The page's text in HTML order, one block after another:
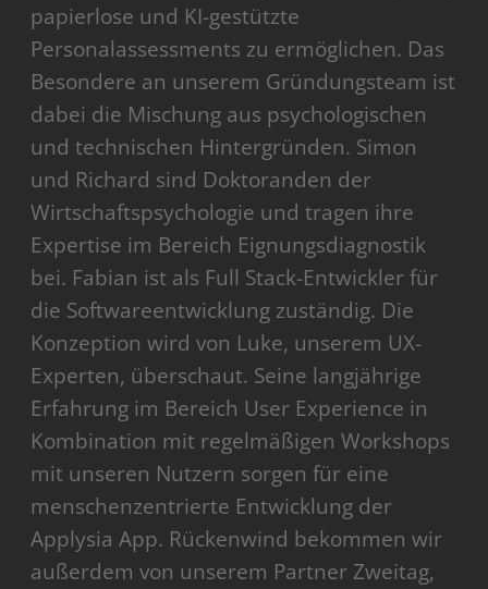
papierlose und KI-gestützte
Personalassessments zu ermöglichen. Das
Besondere an unserem Gründungsteam ist
dabei die Mischung aus psychologischen
und technischen Hintergründen. Simon
und Richard sind Doktoranden der
Wirtschaftspsychologie und tragen ihre
Expertise im Bereich Eignungsdiagnostik
bei. Fabian ist als Full Stack-Entwickler für
die Softwareentwicklung zuständig. Die
Konzeption wird von Luke, unserem UX-
Experten, überschaut. Seine langjährige
Erfahrung im Bereich User Experience in
Kombination mit regelmäßigen Workshops
mit unseren Nutzern sorgen für eine
menschenzentrierte Entwicklung der
Applysia App. Rückenwind bekommen wir
außerdem von unserem Partner Zweitag,